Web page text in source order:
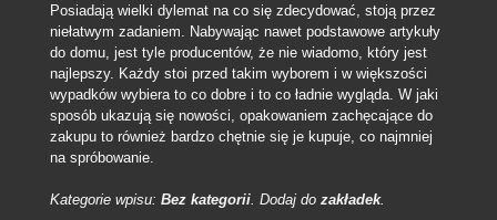
Posiadają wielki dylemat na co się zdecydować, stoją przez
niełatwym zadaniem. Nabywając nawet podstawowe artykuły
do domu, jest tyle producentów, że nie wiadomo, który jest
najlepszy. Każdy stoi przed takim wyborem i w większości
wypadków wybiera to co dobre i to co ładnie wygląda. W jaki
sposób ukazują się nowości, opakowaniem zachęcające do
zakupu to również bardzo chętnie się je kupuje, co najmniej
na spróbowanie.
Kategorie wpisu: Bez kategorii. Dodaj do zakładek.